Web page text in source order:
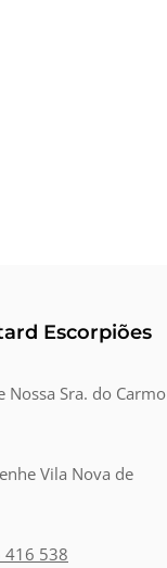
Escorpiões
Nossa Sra. do Carmo
Vila Nova de
416 538